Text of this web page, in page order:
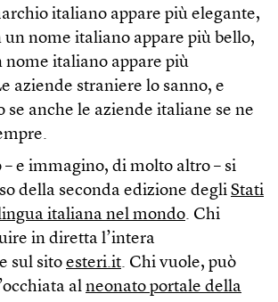
italiano appare più elegante,
un nome italiano appare più bello,
nome italiano appare più
aziende straniere lo sanno, e
se anche le aziende italiane se ne
e immagino, di molto altro – si
della seconda edizione degli Stati
italiana nel mondo. Chi
in diretta l’intera
sul sito esteri.it. Chi vuole, può
al neonato portale della